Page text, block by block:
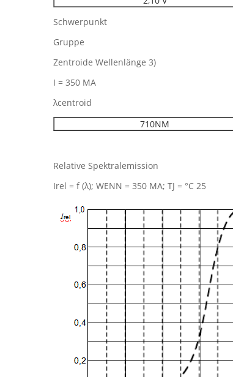
Schwerpunkt
Gruppe
Zentroide Wellenlänge 3)
I = 350 MA
λcentroid
710NM
Relative Spektralemission
Irel = f (λ); WENN = 350 MA; TJ = °C 25